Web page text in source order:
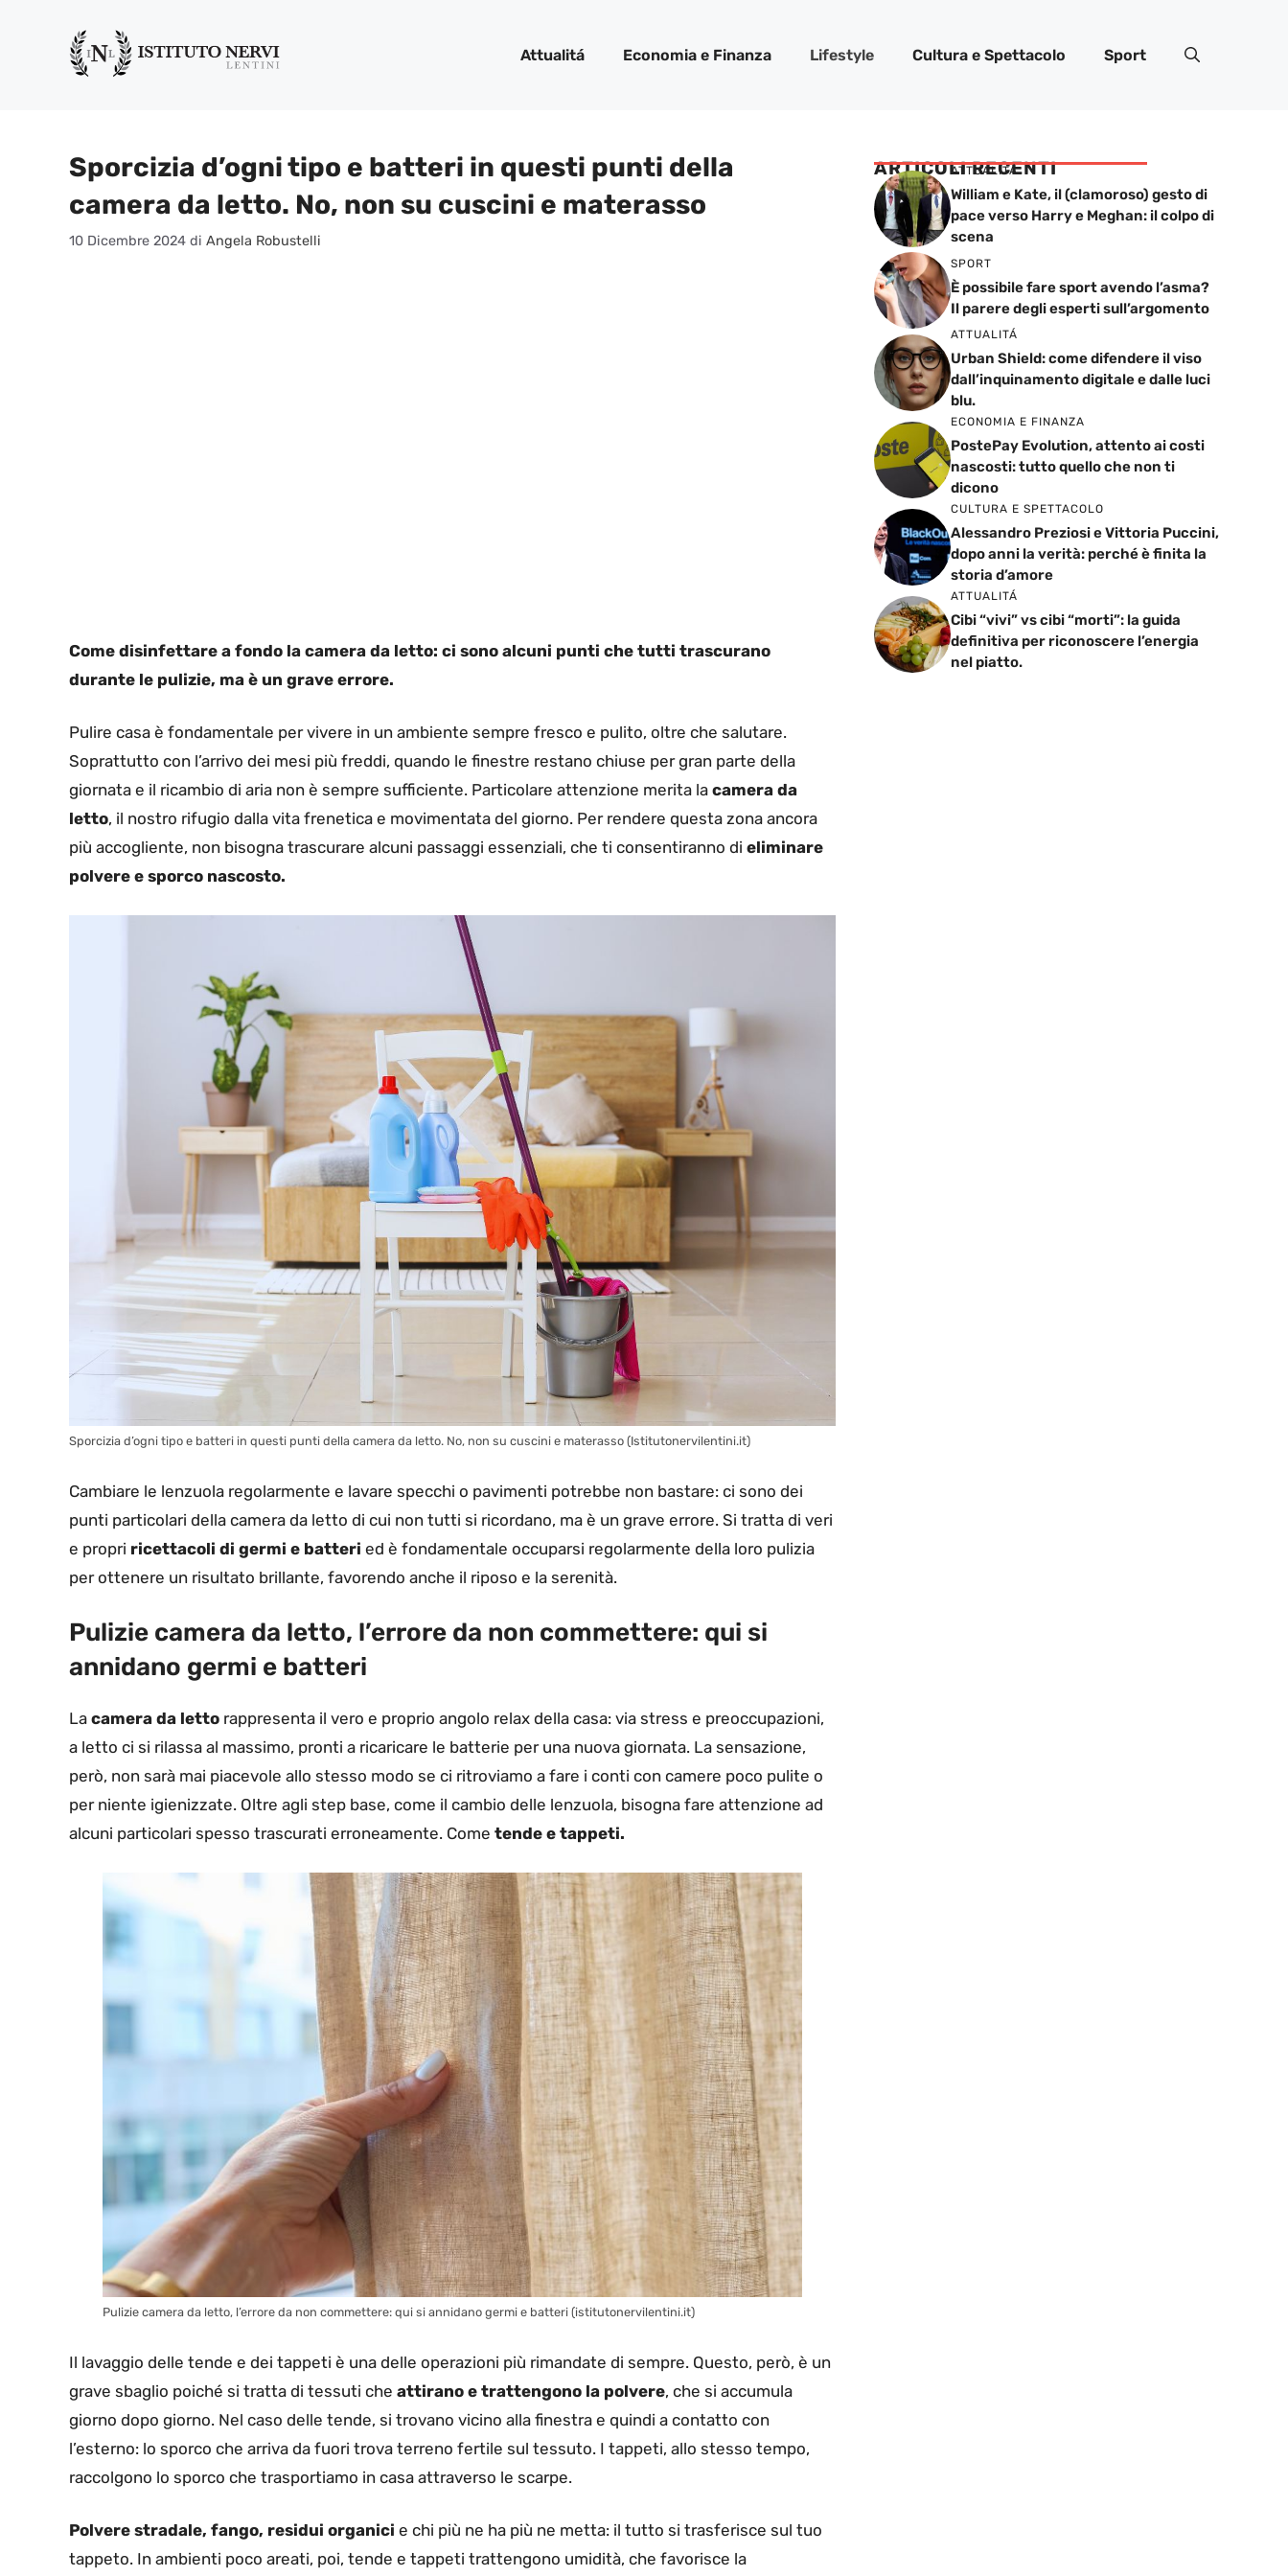
contenuto
Attualitá Economia e Finanza Lifestyle Cultura e Spettacolo Sport
Sporcizia d’ogni tipo e batteri in questi punti della
camera da letto. No, non su cuscini e materasso
10 Dicembre 2024 di Angela Robustelli
Come disinfettare a fondo la camera da letto: ci sono alcuni punti che tutti trascurano
durante le pulizie, ma è un grave errore.
Pulire casa è fondamentale per vivere in un ambiente sempre fresco e pulito, oltre che salutare.
Soprattutto con l’arrivo dei mesi più freddi, quando le finestre restano chiuse per gran parte della
giornata e il ricambio di aria non è sempre sufficiente. Particolare attenzione merita la camera da
letto, il nostro rifugio dalla vita frenetica e movimentata del giorno. Per rendere questa zona ancora
più accogliente, non bisogna trascurare alcuni passaggi essenziali, che ti consentiranno di eliminare
polvere e sporco nascosto.
Sporcizia d’ogni tipo e batteri in questi punti della camera da letto. No, non su cuscini e materasso (Istitutonervilentini.it)
Cambiare le lenzuola regolarmente e lavare specchi o pavimenti potrebbe non bastare: ci sono dei
punti particolari della camera da letto di cui non tutti si ricordano, ma è un grave errore. Si tratta di veri
e propri ricettacoli di germi e batteri ed è fondamentale occuparsi regolarmente della loro pulizia
per ottenere un risultato brillante, favorendo anche il riposo e la serenità.
Pulizie camera da letto, l’errore da non commettere: qui si
annidano germi e batteri
La camera da letto rappresenta il vero e proprio angolo relax della casa: via stress e preoccupazioni,
a letto ci si rilassa al massimo, pronti a ricaricare le batterie per una nuova giornata. La sensazione,
però, non sarà mai piacevole allo stesso modo se ci ritroviamo a fare i conti con camere poco pulite o
per niente igienizzate. Oltre agli step base, come il cambio delle lenzuola, bisogna fare attenzione ad
alcuni particolari spesso trascurati erroneamente. Come tende e tappeti.
Pulizie camera da letto, l’errore da non commettere: qui si annidano germi e batteri (istitutonervilentini.it)
Il lavaggio delle tende e dei tappeti è una delle operazioni più rimandate di sempre. Questo, però, è un
grave sbaglio poiché si tratta di tessuti che attirano e trattengono la polvere, che si accumula
giorno dopo giorno. Nel caso delle tende, si trovano vicino alla finestra e quindi a contatto con
l’esterno: lo sporco che arriva da fuori trova terreno fertile sul tessuto. I tappeti, allo stesso tempo,
raccolgono lo sporco che trasportiamo in casa attraverso le scarpe.
Polvere stradale, fango, residui organici e chi più ne ha più ne metta: il tutto si trasferisce sul tuo
tappeto. In ambienti poco areati, poi, tende e tappeti trattengono umidità, che favorisce la
ARTICOLI RECENTI
ATTUALITÁ
William e Kate, il (clamoroso) gesto di
pace verso Harry e Meghan: il colpo di
scena
SPORT
È possibile fare sport avendo l’asma?
Il parere degli esperti sull’argomento
ATTUALITÁ
Urban Shield: come difendere il viso
dall’inquinamento digitale e dalle luci
blu.
ECONOMIA E FINANZA
PostePay Evolution, attento ai costi
nascosti: tutto quello che non ti
dicono
CULTURA E SPETTACOLO
Alessandro Preziosi e Vittoria Puccini,
dopo anni la verità: perché è finita la
storia d’amore
ATTUALITÁ
Cibi “vivi” vs cibi “morti”: la guida
definitiva per riconoscere l’energia
nel piatto.